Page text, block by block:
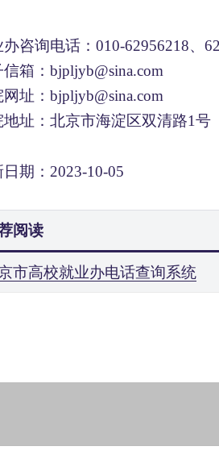
办咨询电话：010-62956218、
信箱：bjpljyb@sina.com
址：bjpljyb@sina.com
地址：北京市海淀区双清路1号
日期：2023-10-05
阅读
市高校就业办电话查询系统